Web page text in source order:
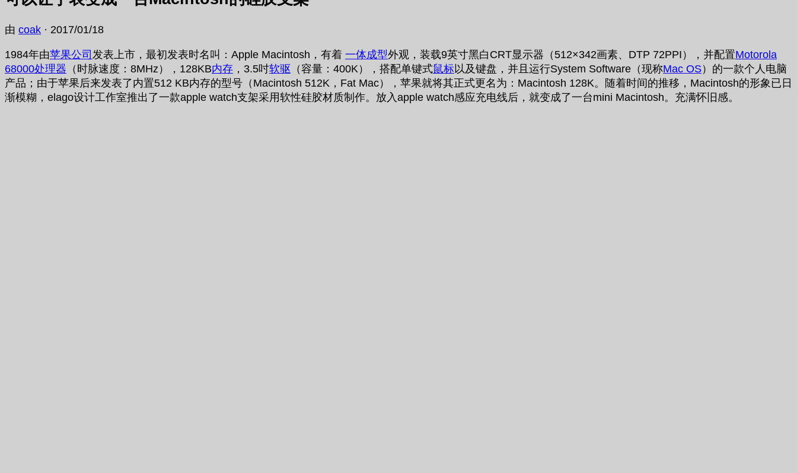
由 coak · 2017/01/18
1984年由苹果公司 发表上市，最初发表时名叫：Apple Macintosh，有着 一体成型外观，装载9英寸黑白CRT显示器（512×342画素、DTP 72PPI），并配置Motorola
68000处理器 （时脉速度：8MHz），128KB内存 ，3.5吋软驱 （容量：400K），搭配单键式鼠标以及键盘，并且运行System Software（现称Mac OS）的一款个人电脑
产品；由于苹果后来发表了内置512 KB内存的型号（Macintosh 512K，Fat Mac），苹果就将其正式更名为：Macintosh 128K。随着时间的推移，Macintosh的形象已日
渐模糊，elago设计工作室推出了一款apple watch支架采用软性硅胶材质制作。放入apple watch感应充电线后，就变成了一台mini Macintosh。充满怀旧感。